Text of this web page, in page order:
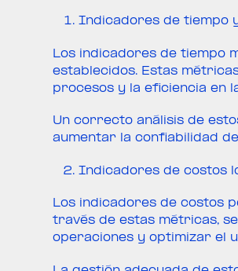
Indicadores de tiempo
Los indicadores de tiempo
establecidos. Estas
procesos y la eficiencia en
Un correcto análisis de
aumentar la confiabilidad
Indicadores de costos
Los indicadores de costos
través de estas métricas,
operaciones y optimizar el